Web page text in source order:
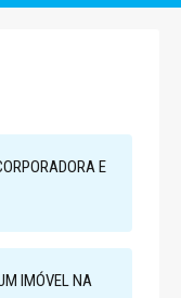
E
IMÓVEL NA